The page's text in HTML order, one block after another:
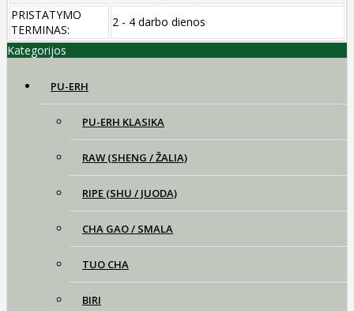
PRISTATYMO
TERMINAS:
2 - 4 darbo dienos
Kategorijos
PU-ERH
PU-ERH KLASIKA
RAW (SHENG / ŽALIA)
RIPE (SHU / JUODA)
CHA GAO / SMALA
TUO CHA
BIRI